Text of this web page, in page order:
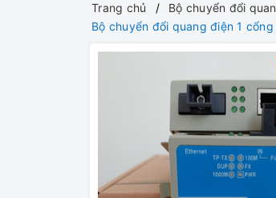
Trang chủ
Bộ chuyển đổi
Bộ chuyển đổi quang điện 1